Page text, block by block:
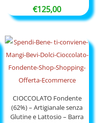
€125,00
CIOCCOLATO Fondente
(62%) – Artigianale senza
Glutine e Lattosio – Barra